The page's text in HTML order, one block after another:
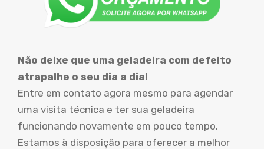
Não deixe que uma geladeira com defeito
atrapalhe o seu dia a dia!
Entre em contato agora mesmo para agendar
uma visita técnica e ter sua geladeira
funcionando novamente em pouco tempo.
Estamos à disposição para oferecer a melhor